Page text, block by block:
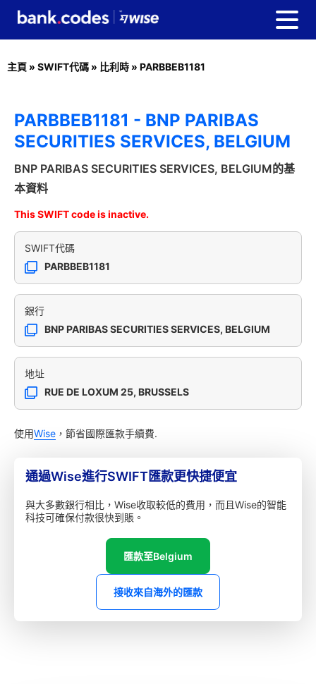
主頁 » SWIFT代碼 » 比利時 » PARBBEB1181
PARBBEB1181 - BNP PARIBAS
SECURITIES SERVICES, BELGIUM
BNP PARIBAS SECURITIES SERVICES, BELGIUM的基
本資料
This SWIFT code is inactive.
SWIFT代碼
PARBBEB1181
銀行
BNP PARIBAS SECURITIES SERVICES, BELGIUM
地址
RUE DE LOXUM 25, BRUSSELS
使用Wise ，節省國際匯款手續費.
通過Wise進行SWIFT匯款更快捷便宜
與大多數銀行相比，Wise收取較低的費用，而且Wise的智能
科技可確保付款很快到賬。
匯款至Belgium
接收來自海外的匯款